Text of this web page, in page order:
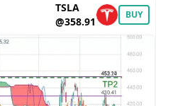
BUY
TSLA
@358.91